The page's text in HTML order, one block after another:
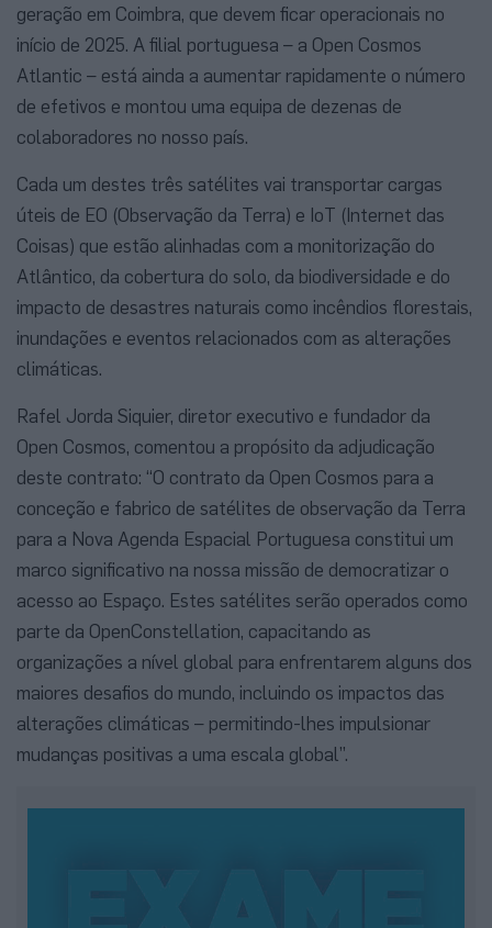
geração em Coimbra, que devem ficar operacionais no
início de 2025. A filial portuguesa – a Open Cosmos
Atlantic – está ainda a aumentar rapidamente o número
de efetivos e montou uma equipa de dezenas de
colaboradores no nosso país.
Cada um destes três satélites vai transportar cargas
úteis de EO (Observação da Terra) e IoT (Internet das
Coisas) que estão alinhadas com a monitorização do
Atlântico, da cobertura do solo, da biodiversidade e do
impacto de desastres naturais como incêndios florestais,
inundações e eventos relacionados com as alterações
climáticas.
Rafel Jorda Siquier, diretor executivo e fundador da
Open Cosmos, comentou a propósito da adjudicação
deste contrato: “O contrato da Open Cosmos para a
conceção e fabrico de satélites de observação da Terra
para a Nova Agenda Espacial Portuguesa constitui um
marco significativo na nossa missão de democratizar o
acesso ao Espaço. Estes satélites serão operados como
parte da OpenConstellation, capacitando as
organizações a nível global para enfrentarem alguns dos
maiores desafios do mundo, incluindo os impactos das
alterações climáticas – permitindo-lhes impulsionar
mudanças positivas a uma escala global”.